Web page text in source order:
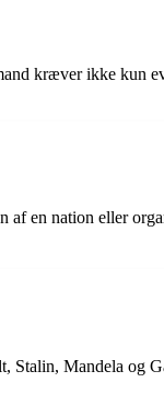
kræver ikke kun
en nation eller
Mandela og